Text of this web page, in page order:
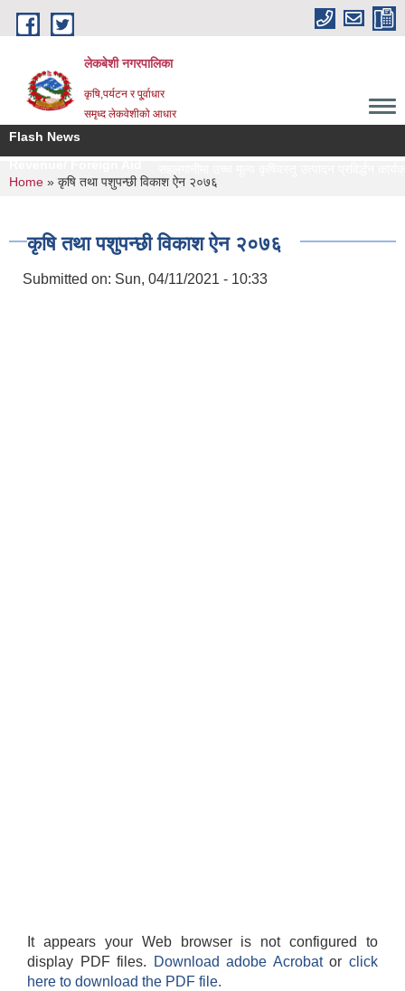
Skip to main content
लेकबेशी नगरपालिका
कृषि,पर्यटन र पू्र्वाधार
समृध्द लेकवेशीको आधार
Flash News
You are here
Home » कृषि तथा पशुपन्छी विकाश ऐन २०७६
कृषि तथा पशुपन्छी विकाश ऐन २०७६
Submitted on: Sun, 04/11/2021 - 10:33
It appears your Web browser is not configured to
display PDF files.
Download adobe Acrobatorclick
here to download the PDF file.